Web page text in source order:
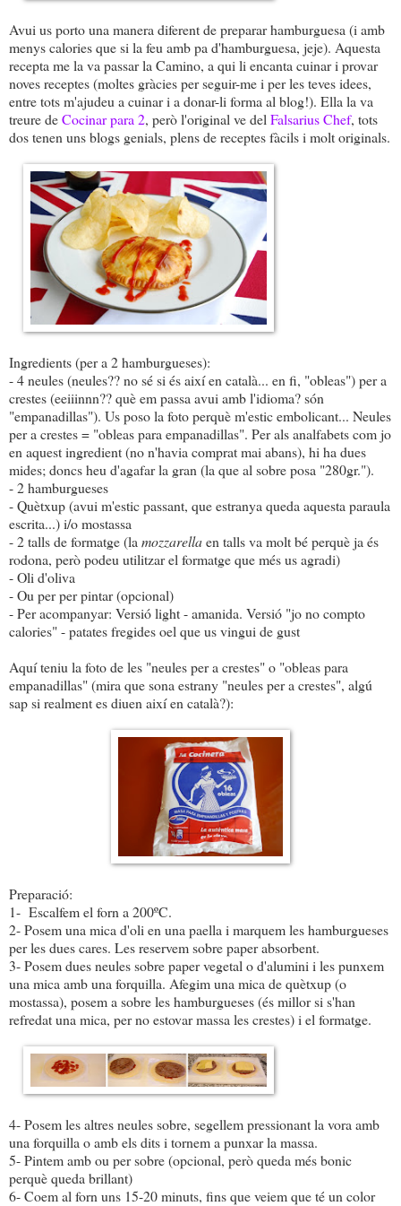
Avui us porto una manera diferent de preparar hamburguesa (i amb
menys calories que si la feu amb pa d'hamburguesa, jeje). Aquesta
recepta me la va passar la Camino, a qui li encanta cuinar i provar
noves receptes (moltes gràcies per seguir-me i per les teves idees,
entre tots m'ajudeu a cuinar i a donar-li forma al blog!). Ella la va
treure deCocinar para 2, però l'original ve delFalsarius Chef, tots
dos tenen uns blogs genials, plens de receptes fàcils i molt originals.
Ingredients (per a 2 hamburgueses):
- 4 neules (neules?? no sé si és així en català... en fi, "obleas") per a
crestes (eeiiinnn?? què em passa avui amb l'idioma? són
"empanadillas"). Us poso la foto perquè m'estic embolicant... Neules
per a crestes = "obleas para empanadillas". Per als analfabets com jo
en aquest ingredient (no n'havia comprat mai abans), hi ha dues
mides; doncs heu d'agafar la gran (la que al sobre posa "280gr.").
- 2 hamburgueses
- Quètxup (avui m'estic passant, que estranya queda aquesta paraula
escrita...) i/o mostassa
- 2 talls de formatge (lamozzarellaen talls va molt bé perquè ja és
rodona, però podeu utilitzar el formatge que més us agradi)
- Oli d'oliva
- Ou per per pintar (opcional)
- Per acompanyar: Versió light - amanida. Versió "jo no compto
calories" - patates fregides oel que us vingui de gust
Aquí teniu la foto de les "neules per a crestes" o "obleas para
empanadillas" (mira que sona estrany "neules per a crestes", algú
sap si realment es diuen així en català?):
Preparació:
1- Escalfem el forn a 200ºC.
2- Posem una mica d'oli en una paella i marquem les hamburgueses
per les dues cares. Les reservem sobre paper absorbent.
3- Posem dues neules sobre paper vegetal o d'alumini i les punxem
una mica amb una forquilla. Afegim una mica de quètxup (o
mostassa), posem a sobre les hamburgueses (és millor si s'han
refredat una mica, per no estovar massa les crestes) i el formatge.
4- Posem les altres neules sobre, segellem pressionant la vora amb
una forquilla o amb els dits i tornem a punxar la massa.
5- Pintem amb ou per sobre (opcional, però queda més bonic
perquè queda brillant)
6- Coem al forn uns 15-20 minuts, fins que veiem que té un color